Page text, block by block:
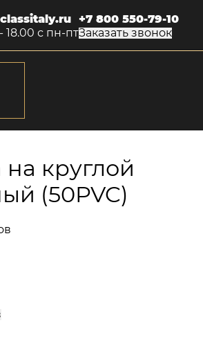
18.00 с пн-пт
+7 800 550-79-10
Заказать звонок
круглой
(50PVC)